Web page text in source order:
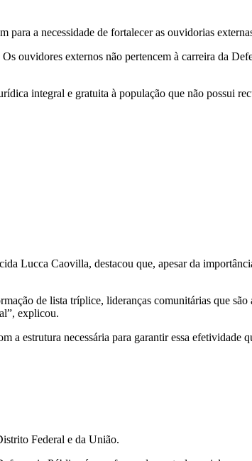
a necessidade de fortalecer as ouvidorias
ouvidores externos não pertencem à carreira da
integral e gratuita à população que não possui
Lucca Caovilla, destacou que, apesar da
de lista tríplice, lideranças comunitárias que
explicou.
a estrutura necessária para garantir essa efetividade
Federal e da União.